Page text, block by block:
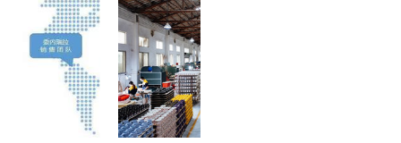
B2C电子商
务网站搜索
趋势与平台
运营洞察
商低成本高
效运营实战
指南